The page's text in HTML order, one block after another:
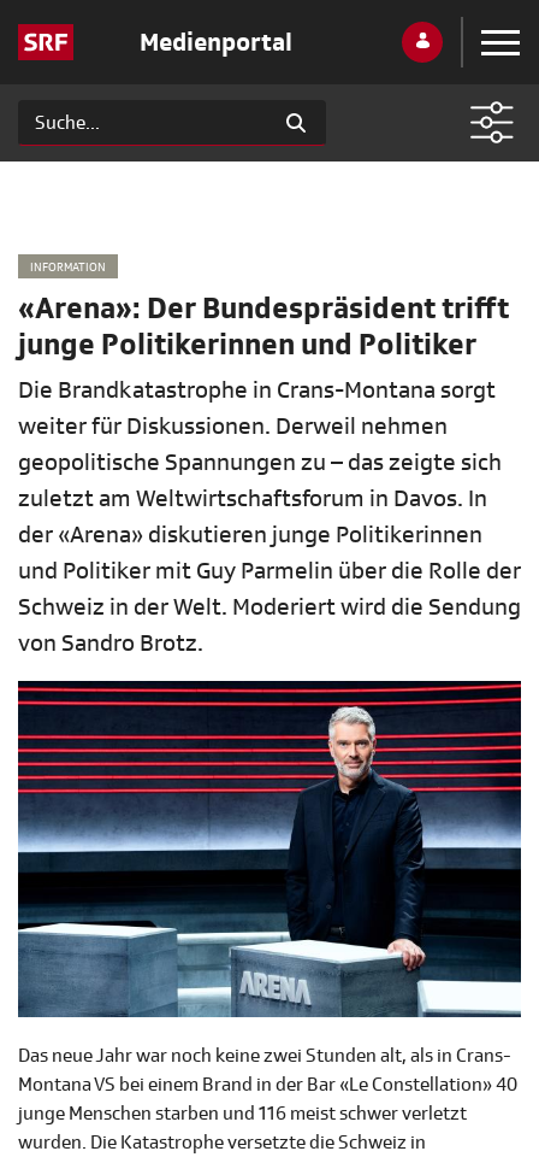
Medienportal
INFORMATION
«Arena»: Der Bundespräsident trifft
junge Politikerinnen und Politiker
Die Brandkatastrophe in Crans-Montana sorgt
weiter für Diskussionen. Derweil nehmen
geopolitische Spannungen zu – das zeigte sich
zuletzt am Weltwirtschaftsforum in Davos. In
der «Arena» diskutieren junge Politikerinnen
und Politiker mit Guy Parmelin über die Rolle der
Schweiz in der Welt. Moderiert wird die Sendung
von Sandro Brotz.
Das neue Jahr war noch keine zwei Stunden alt, als in Crans-
Montana VS bei einem Brand in der Bar «Le Constellation» 40
junge Menschen starben und 116 meist schwer verletzt
wurden. Die Katastrophe versetzte die Schweiz in